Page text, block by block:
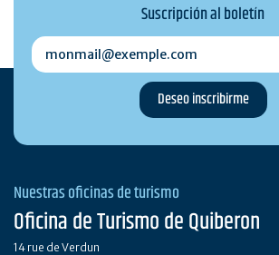
Suscripción al boletín
monmail@exemple.com
Nuestras oficinas de turismo
Oficina de Turismo de Quiberon
14 rue de Verdun